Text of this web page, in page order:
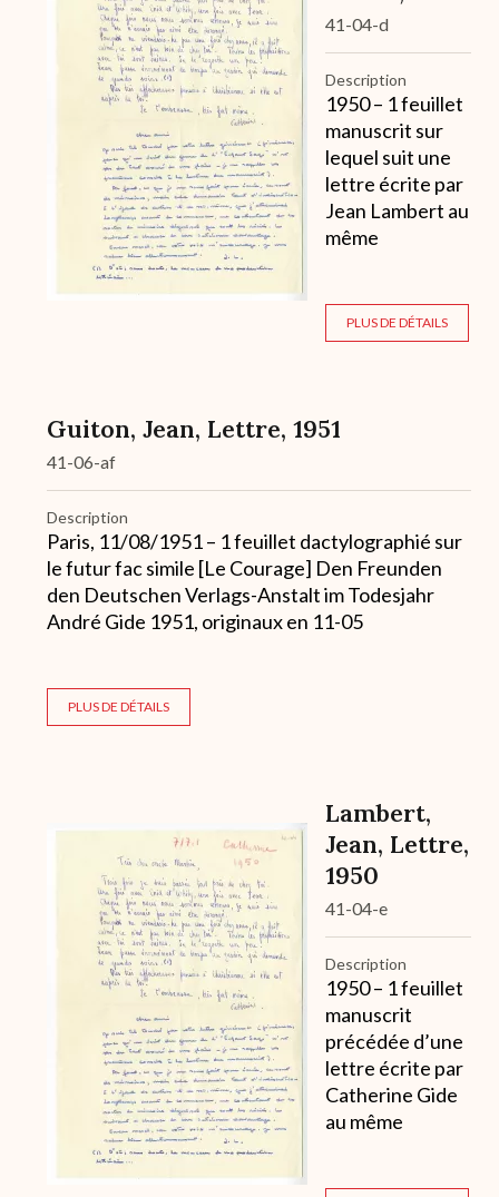
41-04-d
Description
1950 – 1 feuillet
manuscrit sur
lequel suit une
lettre écrite par
Jean Lambert au
même
PLUS DE DÉTAILS
Guiton, Jean, Lettre, 1951
41-06-af
Description
Paris, 11/08/1951 – 1 feuillet dactylographié sur
le futur fac simile [Le Courage] Den Freunden
den Deutschen Verlags-Anstalt im Todesjahr
André Gide 1951, originaux en 11-05
PLUS DE DÉTAILS
Archive
Lambert,
Jean, Lettre,
1950
41-04-e
Description
1950 – 1 feuillet
manuscrit
précédée d’une
lettre écrite par
Catherine Gide
au même